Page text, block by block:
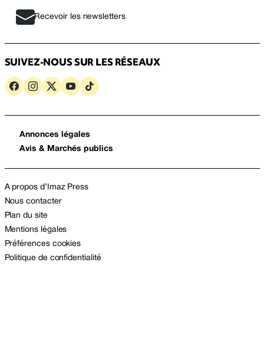
Recevoir les newsletters
SUIVEZ-NOUS SUR LES RÉSEAUX
Annonces légales
Avis & Marchés publics
A propos d’Imaz Press
Nous contacter
Plan du site
Mentions légales
Préférences cookies
Politique de confidentialité